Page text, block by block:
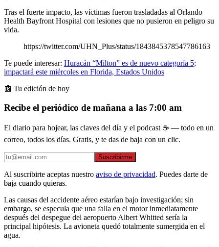
Tras el fuerte impacto, las víctimas fueron trasladadas al Orlando
Health Bayfront Hospital con lesiones que no pusieron en peligro su
vida.
https://twitter.com/UHN_Plus/status/1843845378547786163
Te puede interesar: Huracán “Milton” es de nuevo categoría 5;
impactará este miércoles en Florida, Estados Unidos
📰 Tu edición de hoy
Recibe el periódico de mañana a las 7:00 am
El diario para hojear, las claves del día y el podcast ☕ — todo en un
correo, todos los días. Gratis, y te das de baja con un clic.
Suscribirme
Al suscribirte aceptas nuestro aviso de privacidad. Puedes darte de
baja cuando quieras.
Las causas del accidente aéreo estarían bajo investigación; sin
embargo, se especula que una falla en el motor inmediatamente
después del despegue del aeropuerto Albert Whitted sería la
principal hipótesis. La avioneta quedó totalmente sumergida en el
agua.